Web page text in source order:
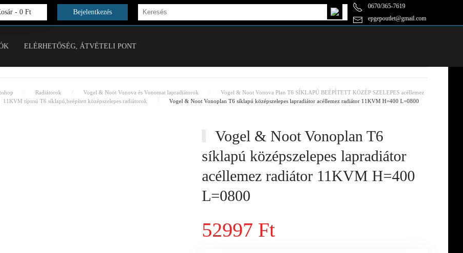
- 0 Ft Bejelentkezés
0670/365-7619
epgepoutlet@gmail.com
ELÉRHETŐSÉG, ÁTVÉTELI PONT
Radiátorok Vogel & Noot Vonova és Vonomat lapradiátorok
Vogel & Noot Vonova Plan T6 SÍKLAPÚ BEÉPÍTETT KÖZÉP SZELEPES acéllemez
11KVM típusú T6 síklapú,beépített középszelepes radiátorok Vogel & Noot Vonoplan T6 síklapú középszelepes lapradiátor acéllemez radiátor 11KVM H=400 L=0800
Vogel & Noot Vonoplan T6
síklapú középszelepes lapradiátor
acéllemez radiátor 11KVM H=400
L=0800
52997 Ft